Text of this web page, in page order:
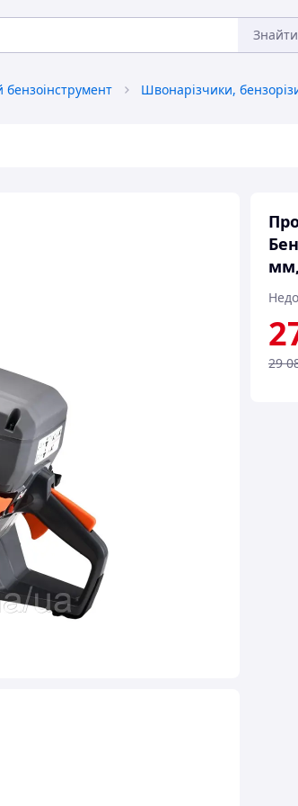
Знайти
бензоінструмент
29